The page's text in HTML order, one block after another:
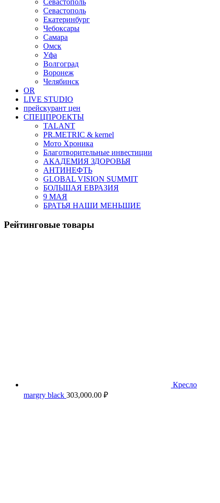
Севастополь
Севастополь
Екатеринбург
Чебоксары
Самара
Омск
Уфа
Волгоград
Воронеж
Челябинск
OR
LIVE STUDIO
прейскурант цен
СПЕЦПРОЕКТЫ
TALANT
PR.METRIC & kernel
Мото Хроника
Благотворительные инвестиции
АКАДЕМИЯ ЗДОРОВЬЯ
АНТИНЕФТЬ
GLOBAL VISION SUMMIT
БОЛЬШАЯ ЕВРАЗИЯ
9 МАЯ
БРАТЬЯ НАШИ МЕНЬШИЕ
Рейтинговые товары
Кресло
margry black 303,000.00 ₽